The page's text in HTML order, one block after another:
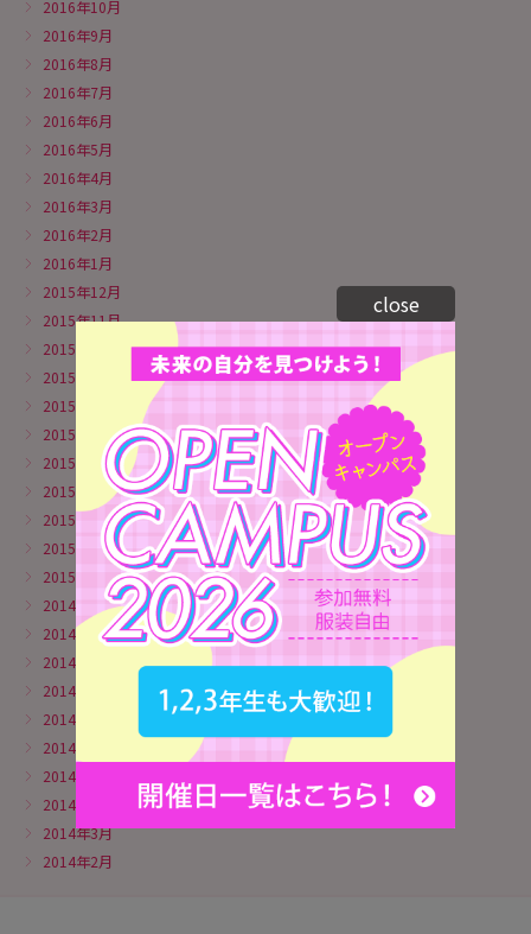
2016年10月
2016年9月
2016年8月
2016年7月
2016年6月
2016年5月
2016年4月
2016年3月
2016年2月
2016年1月
2015年12月
2015年11月
2015年10月
2015年9月
2015年8月
2015年7月
2015年6月
2015年5月
2015年4月
2015年3月
2015年2月
2014年11月
2014年10月
2014年9月
2014年8月
2014年7月
2014年6月
2014年5月
2014年4月
2014年3月
2014年2月
close